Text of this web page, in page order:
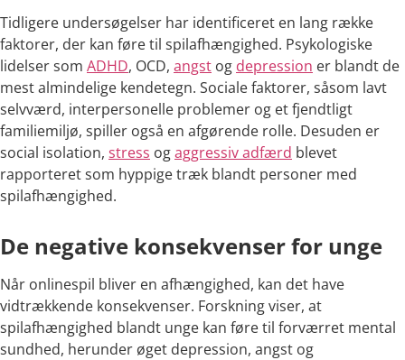
Tidligere undersøgelser har identificeret en lang række
faktorer, der kan føre til spilafhængighed. Psykologiske
lidelser som ADHD, OCD, angst og depression er blandt de
mest almindelige kendetegn. Sociale faktorer, såsom lavt
selvværd, interpersonelle problemer og et fjendtligt
familiemiljø, spiller også en afgørende rolle. Desuden er
social isolation, stress ogaggressiv adfærd blevet
rapporteret som hyppige træk blandt personer med
spilafhængighed.
De negative konsekvenser for unge
Når onlinespil bliver en afhængighed, kan det have
vidtrækkende konsekvenser. Forskning viser, at
spilafhængighed blandt unge kan føre til forværret mental
sundhed, herunder øget depression, angst og